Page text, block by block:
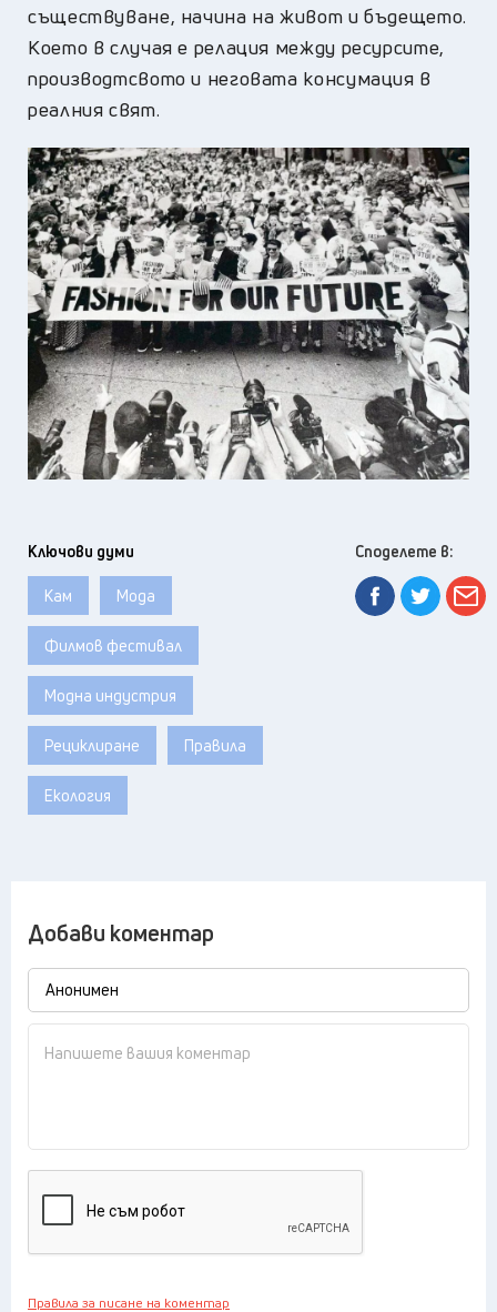
съществуване, начина на живот и бъдещето.
Което в случая е релация между ресурсите,
производтсвото и неговата консумация в
реалния свят.
Ключови думи
Кам Мода
Филмов фестивал
Модна индустрия
Рециклиране Правила
Екология
Споделете в:
Добави коментар
Правила за писане на коментар